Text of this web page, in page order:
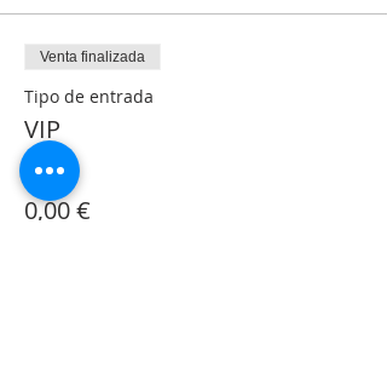
Venta finalizada
Tipo de entrada
VIP
Precio
0,00 €